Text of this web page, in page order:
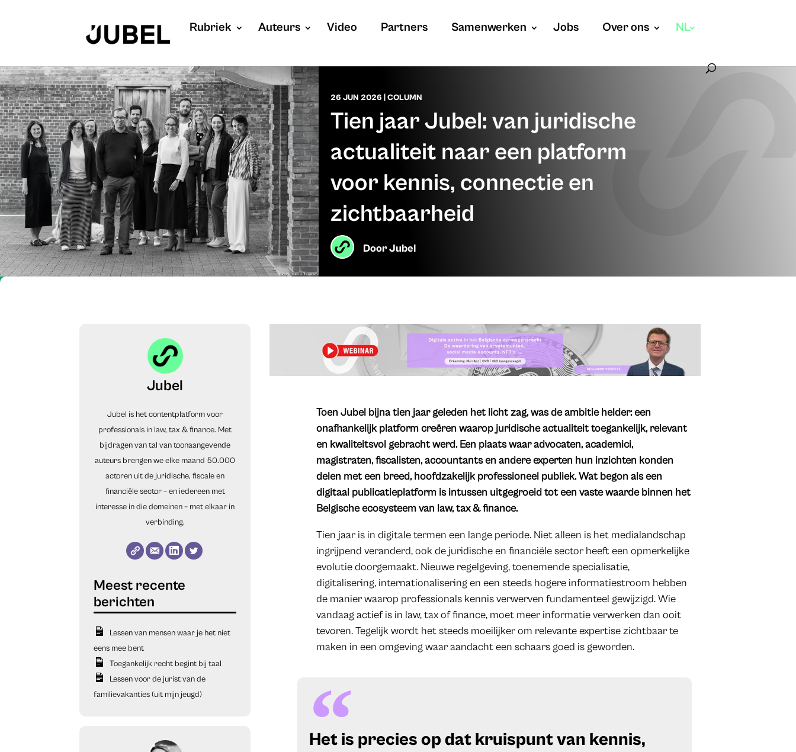
Rubriek Auteurs Video Partners Samenwerken Jobs Over ons NL
26 JUN 2026 COLUMN
Tien jaar Jubel: van juridische
actualiteit naar een platform
voor kennis, connectie en
zichtbaarheid
DoorJubel
Jubel
Jubel is het contentplatform voor
professionals in law, tax & finance. Met
bijdragen van tal van toonaangevende
auteurs brengen we elke maand 50.000
actoren uit de juridische, fiscale en
financiële sector – en iedereen met
interesse in die domeinen – met elkaar in
verbinding.
Lessen van mensen waar je het niet
eens mee bent
Toegankelijk recht begint bij taal
Lessen voor de jurist van de
familievakanties (uit mijn jeugd)
​Toen Jubel bijna tien jaar geleden het licht zag, was de ambitie helder: een
onafhankelijk platform creëren waarop juridische actualiteit toegankelijk, relevant
en kwaliteitsvol gebracht werd. Een plaats waar advocaten, academici,
magistraten, fiscalisten, accountants en andere experten hun inzichten konden
delen met een breed, hoofdzakelijk professioneel publiek. Wat begon als een
digitaal publicatieplatform is intussen uitgegroeid tot een vaste waarde binnen het
Belgische ecosysteem van law, tax & finance.
Tien jaar is in digitale termen een lange periode. Niet alleen is het medialandschap
ingrijpend veranderd, ook de juridische en financiële sector heeft een opmerkelijke
evolutie doorgemaakt. Nieuwe regelgeving, toenemende specialisatie,
digitalisering, internationalisering en een steeds hogere informatiestroom hebben
de manier waarop professionals kennis verwerven fundamenteel gewijzigd. Wie
vandaag actief is in law, tax of finance, moet meer informatie verwerken dan ooit
tevoren. Tegelijk wordt het steeds moeilijker om relevante expertise zichtbaar te
maken in een omgeving waar aandacht een schaars goed is geworden.
​Het is precies op dat kruispunt van kennis,